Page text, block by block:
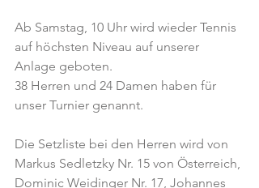
Ab Samstag, 10 Uhr wird wieder Tennis
auf höchsten Niveau auf unserer
Anlage geboten.
38 Herren und 24 Damen haben für
unser Turnier genannt.
Die Setzliste bei den Herren wird von
Markus Sedletzky Nr. 15 von Österreich,
Dominic Weidinger Nr. 17, Johannes